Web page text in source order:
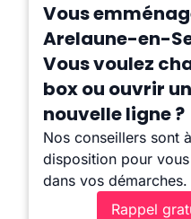
Vous
Arelaune-en-
Vous voulez
box ou ouvrir
nouvelle ligne ?
Nos conseillers sont
disposition pour
dans vos démarches.
Rappel